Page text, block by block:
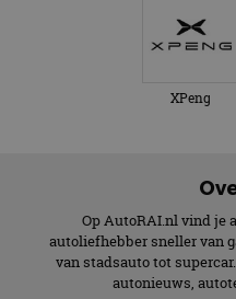
XPeng
Op AutoRAI.nl vind je
autoliefhebber sneller van
van stadsauto tot supercar.
autonieuws,